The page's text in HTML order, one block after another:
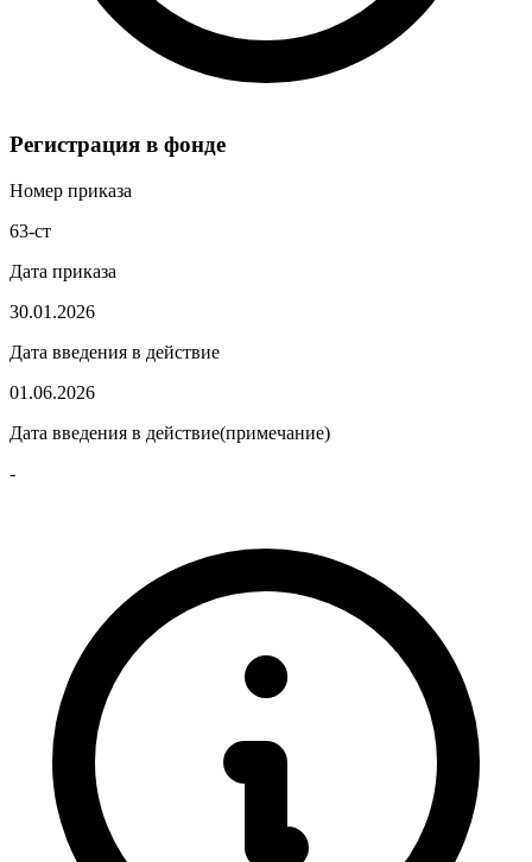
Регистрация в фонде
Номер приказа
63-ст
Дата приказа
30.01.2026
Дата введения в действие
01.06.2026
Дата введения в действие(примечание)
-